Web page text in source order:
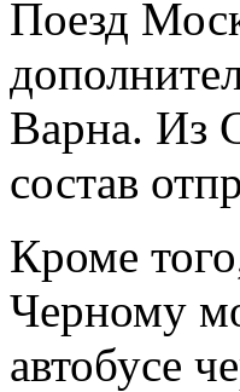
Поезд
Варна. Из
состав
Кроме
Черному
автобусе